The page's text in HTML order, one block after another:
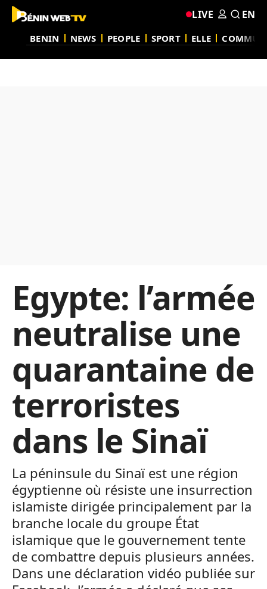
BENIN NEWS PEOPLE SPORT ELLE
LIVE EN
Egypte: l’armée
neutralise une
quarantaine de
terroristes
dans le Sinaï
La péninsule du Sinaï est une région
égyptienne où résiste une insurrection
islamiste dirigée principalement par la
branche locale du groupe État
islamique que le gouvernement tente
de combattre depuis plusieurs années.
Dans une déclaration vidéo publiée sur